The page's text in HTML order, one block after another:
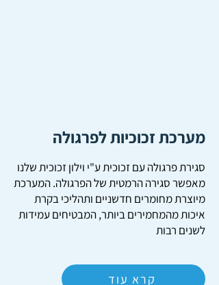
מערכת זכוכיות לפרגולה
סגירת פרגולה עם זכוכית ע"י וילון זכוכית שלנו
מאפשר סגירה הרמטית של הפרגולה. המערכת
מיוצרת מחומרים חדשניים ותהליכי בקרת
איכות מהמחמירים ביותר, המבטיחים עמידות
לשנים רבות
קרא עוד